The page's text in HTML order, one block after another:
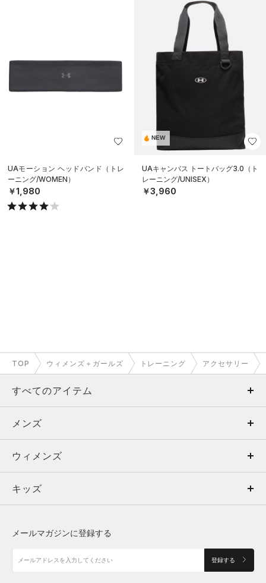
UAモーション ヘッドバンド（トレ
ーニング/WOMEN）
￥1,980
NEW
UAキャンバス トートバッグ3.0（ト
レーニング/UNISEX）
￥3,960
TOP ウィメンズ＋ガールズ トレーニング アクセサリー
すべてのアイテム
メンズ
ウィメンズ
キッズ
アクセサリー
メンズ
トップス
ボトムス
アクセサリー
ウィメンズ
トップス
シューズ
キッズ
メールマガジンに登録する
登録する